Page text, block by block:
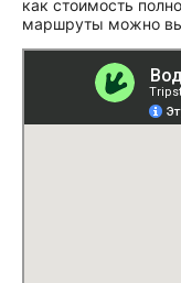
как стоимость
маршруты можно